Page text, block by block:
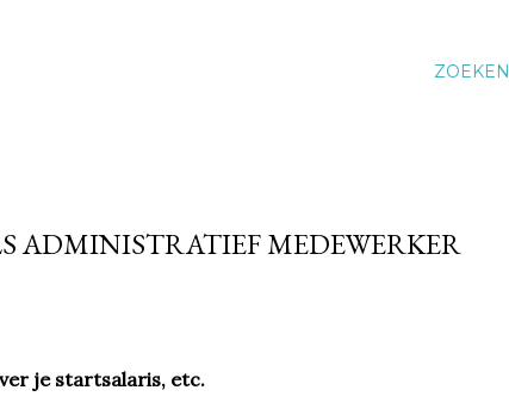
ZOEKEN
ADMINISTRATIEF MEDEWERKER
je startsalaris, etc.